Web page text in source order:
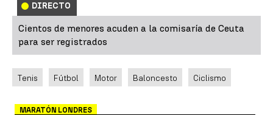
DIRECTO
Cientos de menores acuden a la comisaría de Ceuta
para ser registrados
Tenis Fútbol Motor Baloncesto Ciclismo
MARATÓN LONDRES